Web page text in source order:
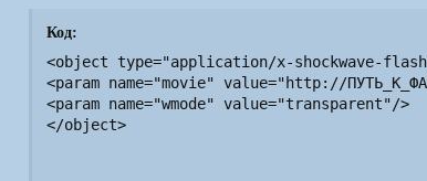
Код:
<object type="application/x-shockwave-flash"
<param name="movie" value="http://
<param name="wmode" value="transparent"/>
</object>